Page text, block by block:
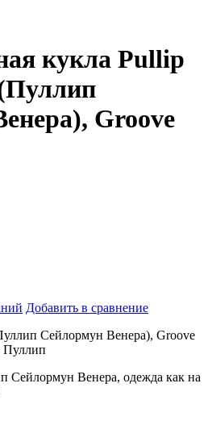
кукла Pullip
Groove
Добавить в сравнение
Сейлормун Венера), Groove
Пуллип
Сейлормун Венера, одежда как на